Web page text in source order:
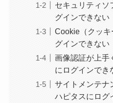
セキュリティソ
グインできない
Cookie（クッキ
グインできない
画像認証が上手
にログインでき
サイトメンテナ
ハピタスにログ